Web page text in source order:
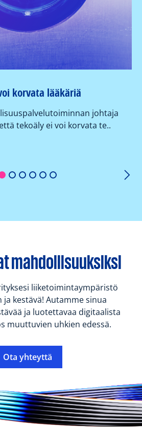
1 2 3 4 5 6
korvata lääkäriä
johtaja
tekoäly ei voi korvata te..
mahdollisuuksiksi
liiketoimintaympäristö
kestävä! Autamme sinua
ja luotettavaa digitaalista
muuttuvien uhkien edessä.
Ota yhteyttä